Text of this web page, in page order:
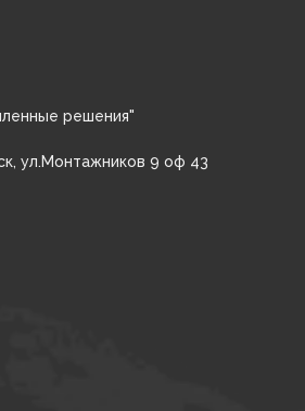
решения"
ул.Монтажников 9 оф 43